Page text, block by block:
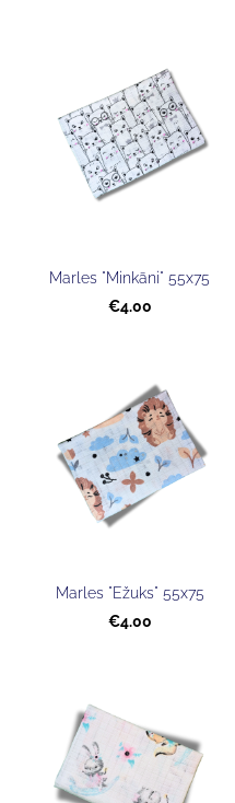
Marles "Minkāni" 55x75
€4.00
Marles "Ežuks" 55x75
€4.00